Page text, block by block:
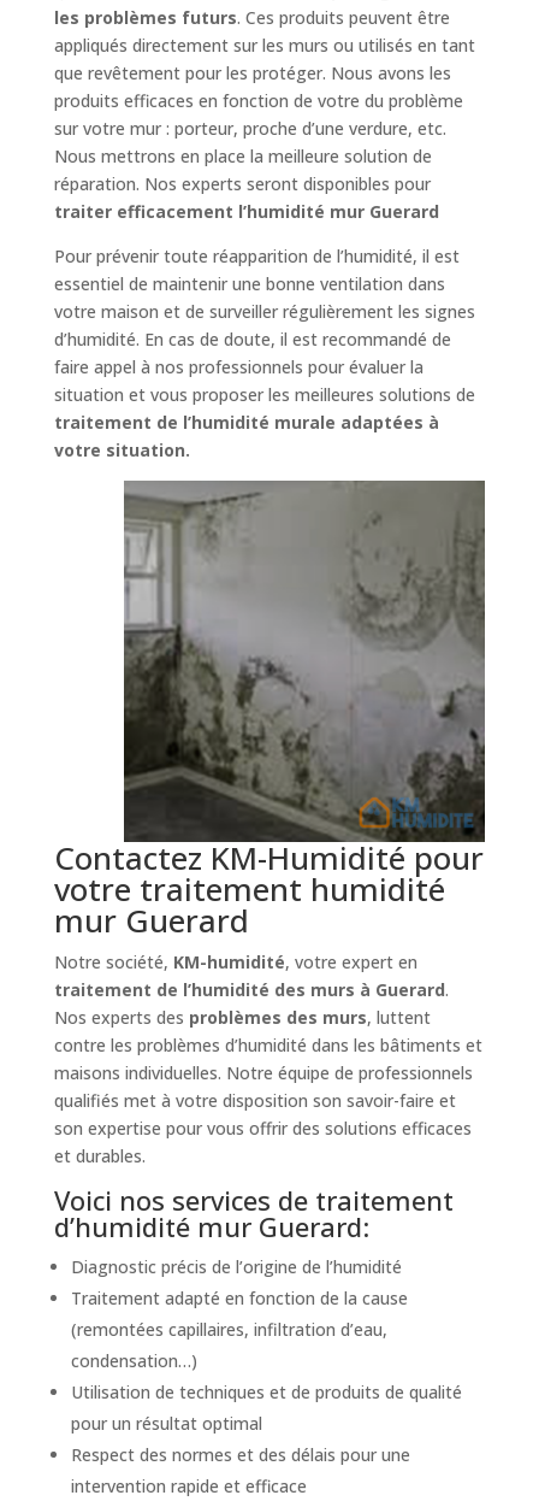
les problèmes futurs. Ces produits peuvent être
appliqués directement sur les murs ou utilisés en tant
que revêtement pour les protéger. Nous avons les
produits efficaces en fonction de votre du problème
sur votre mur : porteur, proche d’une verdure, etc.
Nous mettrons en place la meilleure solution de
réparation. Nos experts seront disponibles pour
traiter efficacement l’humidité mur Guerard
Pour prévenir toute réapparition de l’humidité, il est
essentiel de maintenir une bonne ventilation dans
votre maison et de surveiller régulièrement les signes
d’humidité. En cas de doute, il est recommandé de
faire appel à nos professionnels pour évaluer la
situation et vous proposer les meilleures solutions de
traitement de l’humidité murale adaptées à
votre situation.
Contactez KM-Humidité pour
votre traitement humidité
mur Guerard
Notre société, KM-humidité, votre expert en
traitement de l’humidité des murs à Guerard.
Nos experts des problèmes des murs, luttent
contre les problèmes d’humidité dans les bâtiments et
maisons individuelles. Notre équipe de professionnels
qualifiés met à votre disposition son savoir-faire et
son expertise pour vous offrir des solutions efficaces
et durables.
Voici nos services de traitement
d’humidité mur Guerard:
Diagnostic précis de l’origine de l’humidité
Traitement adapté en fonction de la cause
(remontées capillaires, infiltration d’eau,
condensation…)
Utilisation de techniques et de produits de qualité
pour un résultat optimal
Respect des normes et des délais pour une
intervention rapide et efficace